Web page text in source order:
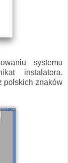
systemu
instalatora.
polskich znaków